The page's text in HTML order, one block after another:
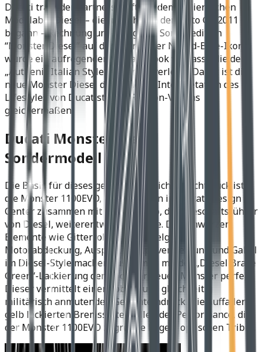
Ducati trägt der Partnerschaft mit dem italienischen
Modelabel Diesel – die im Rahmen der Moto GP 2011
begann – Rechnung und bringt die Sonderedition
“Monster Diesel” auf den Markt. Der Naked-Bike-Ikone
wurde ein aufregender Military-Look verpasst, die dem
„Authenic Italian Style“ Ausdruck verleiht. Damit ist die
neue Monster Diesel die moderne Interpretation des
Lifestyles von Ducatisti und Fashion-Victims
gleichermaßen.
Ducati Monster Diesel
Sondermodell
Die Basis für dieses gemeinschaftliche Prachtstück ist
die Monster 1100EVO, deren Design im Ducati Design
Center zusammen mit Renzo Rosso, dem Geschäftsführer
von Diesel, weiterentwickelt wurde. Die schwarzen
Elemente wie Gitterrohrrahmen, Felgen,
Motorabdeckung, Auspuff, Cockpitverkleidung und Gabel
im Diesel-Style machen zusammen mit der „Diesel Brave
Green“-Lackierung den Look der neuen Monster perfekt.
Dieser vermittelt einen robust und gleichzeitig
militärisch anmutenden Gesamteindruck. Die auffallend
gelb lackierten Bremssättel zollen der Performance, die
der Monster 1100EVO zugrunde liegen, optischen Tribut.